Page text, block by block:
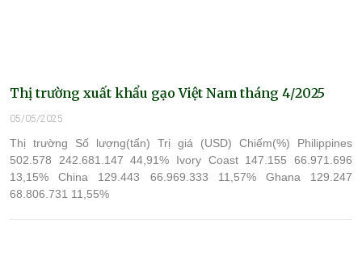
Thị trường xuất khẩu gạo Việt Nam tháng 4/2025
05/05/2025
Thị trường Số lượng(tấn) Trị giá (USD) Chiếm(%) Philippines
502.578 242.681.147 44,91% Ivory Coast 147.155 66.971.696
13,15% China 129.443 66.969.333 11,57% Ghana 129.247
68.806.731 11,55%